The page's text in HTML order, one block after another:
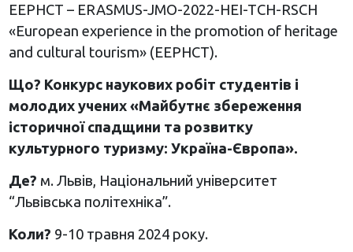
EEPHCT – ERASMUS-JMO-2022-HEI-TCH-RSCH
«European experience in the promotion of heritage
and cultural tourism» (EEPHCT).
Що? Конкурс наукових робіт студентів і
молодих учених «Майбутнє збереження
історичної спадщини та розвитку
культурного туризму: Україна-Європа».
Де? м. Львів, Національний університет
“Львівська політехніка”.
Коли? 9-10 травня 2024 року.